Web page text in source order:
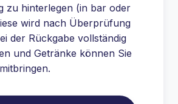
zu hinterlegen (in bar oder
wird nach Überprüfung
der Rückgabe vollständig
und Getränke können Sie